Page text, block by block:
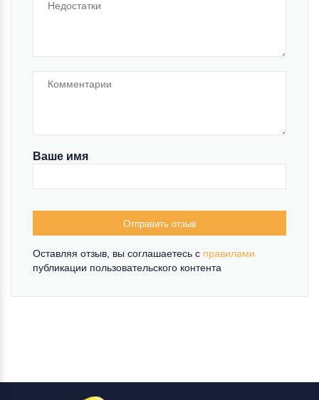
Ваше имя
Отправить отзыв
Оставляя отзыв, вы соглашаетесь c правилами
публикации пользовательского контента